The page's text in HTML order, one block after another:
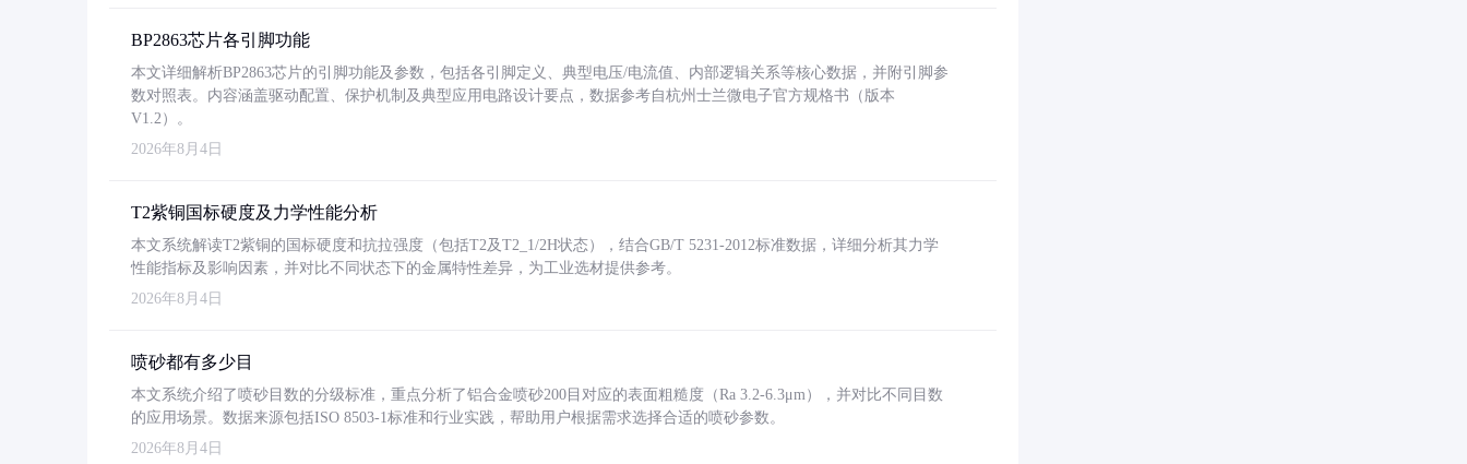
BP2863芯片各引脚功能
本文详细解析BP2863芯片的引脚功能及参数，包括各引脚定义、典型电压/电流值、内部逻辑关系等核心数据，并附引脚参
数对照表。内容涵盖驱动配置、保护机制及典型应用电路设计要点，数据参考自杭州士兰微电子官方规格书（版本
V1.2）。
2026年8月4日
T2紫铜国标硬度及力学性能分析
本文系统解读T2紫铜的国标硬度和抗拉强度（包括T2及T2_1/2H状态），结合GB/T 5231-2012标准数据，详细分析其力学
性能指标及影响因素，并对比不同状态下的金属特性差异，为工业选材提供参考。
2026年8月4日
喷砂都有多少目
本文系统介绍了喷砂目数的分级标准，重点分析了铝合金喷砂200目对应的表面粗糙度（Ra 3.2-6.3μm），并对比不同目数
的应用场景。数据来源包括ISO 8503-1标准和行业实践，帮助用户根据需求选择合适的喷砂参数。
2026年8月4日